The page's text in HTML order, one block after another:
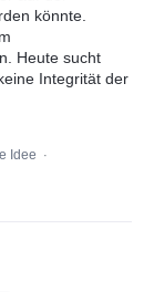
könnte.
Heute sucht
Integrität der
Idee
·